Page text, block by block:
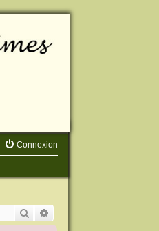
Connexion
Rechercher